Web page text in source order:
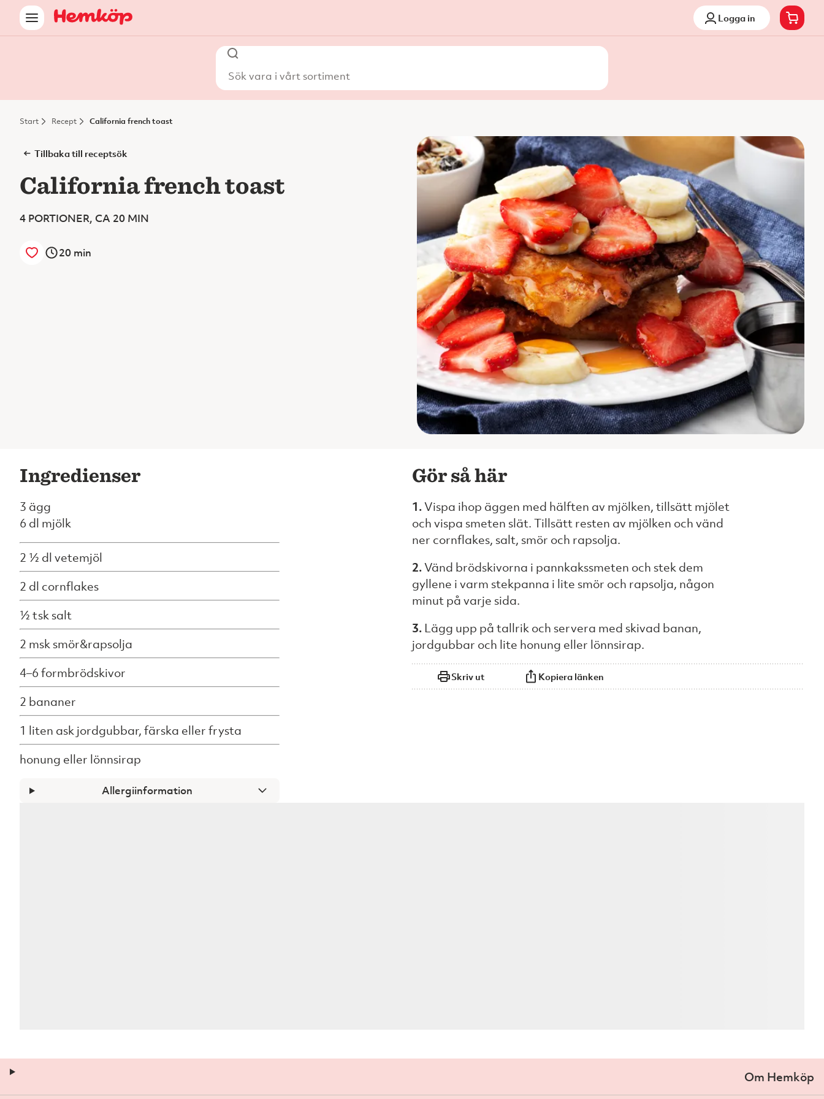
Logga in
Start Recept California french toast
Tillbaka till receptsök
California french toast
4 PORTIONER, CA 20 MIN
20 min
Ingredienser
3 ägg
6 dl mjölk
2 ½ dl vetemjöl
2 dl cornflakes
½ tsk salt
2 msk smör&rapsolja
4–6 formbrödskivor
2 bananer
1 liten ask jordgubbar, färska eller frysta
honung eller lönnsirap
Allergiinformation
Gör så här
1.Vispa ihop äggen med hälften av mjölken, tillsätt mjölet
och vispa smeten slät. Tillsätt resten av mjölken och vänd
ner cornflakes, salt, smör och rapsolja.
2.Vänd brödskivorna i pannkakssmeten och stek dem
gyllene i varm stekpanna i lite smör och rapsolja, någon
minut på varje sida.
3. Lägg upp på tallrik och servera med skivad banan,
jordgubbar och lite honung eller lönnsirap.
Skriv ut Kopiera länken
Om Hemköp